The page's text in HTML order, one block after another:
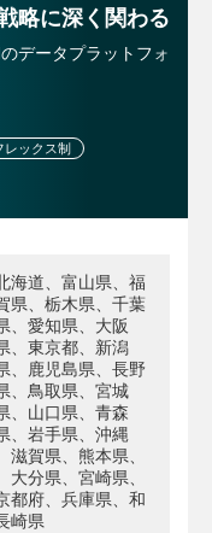
略に深く関わる
データプラットフォ
レックス制
海道、富山県、福
県、栃木県、千葉
、愛知県、大阪
、東京都、新潟
、鹿児島県、長野
、鳥取県、宮城
、山口県、青森
、岩手県、沖縄
滋賀県、熊本県、
分県、宮崎県、
都府、兵庫県、和
崎県